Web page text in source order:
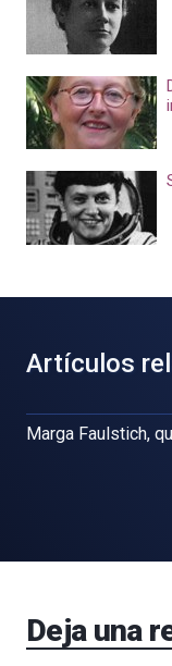
Artículos
Marga Faulstich,
Deja una